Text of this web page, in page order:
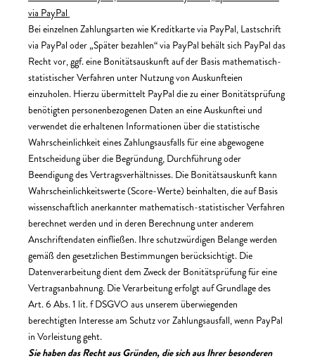
via PayPal
Bei einzelnen Zahlungsarten wie Kreditkarte via PayPal, Lastschrift
via PayPal oder „Später bezahlen“ via PayPal behält sich PayPal das
Recht vor, ggf. eine Bonitätsauskunft auf der Basis mathematisch-
statistischer Verfahren unter Nutzung von Auskunfteien
einzuholen. Hierzu übermittelt PayPal die zu einer Bonitätsprüfung
benötigten personenbezogenen Daten an eine Auskunftei und
verwendet die erhaltenen Informationen über die statistische
Wahrscheinlichkeit eines Zahlungsausfalls für eine abgewogene
Entscheidung über die Begründung, Durchführung oder
Beendigung des Vertragsverhältnisses. Die Bonitätsauskunft kann
Wahrscheinlichkeitswerte (Score-Werte) beinhalten, die auf Basis
wissenschaftlich anerkannter mathematisch-statistischer Verfahren
berechnet werden und in deren Berechnung unter anderem
Anschriftendaten einfließen. Ihre schutzwürdigen Belange werden
gemäß den gesetzlichen Bestimmungen berücksichtigt. Die
Datenverarbeitung dient dem Zweck der Bonitätsprüfung für eine
Vertragsanbahnung. Die Verarbeitung erfolgt auf Grundlage des
Art. 6 Abs. 1 lit. f DSGVO aus unserem überwiegenden
berechtigten Interesse am Schutz vor Zahlungsausfall, wenn PayPal
in Vorleistung geht.
Sie haben das Recht aus Gründen, die sich aus Ihrer besonderen